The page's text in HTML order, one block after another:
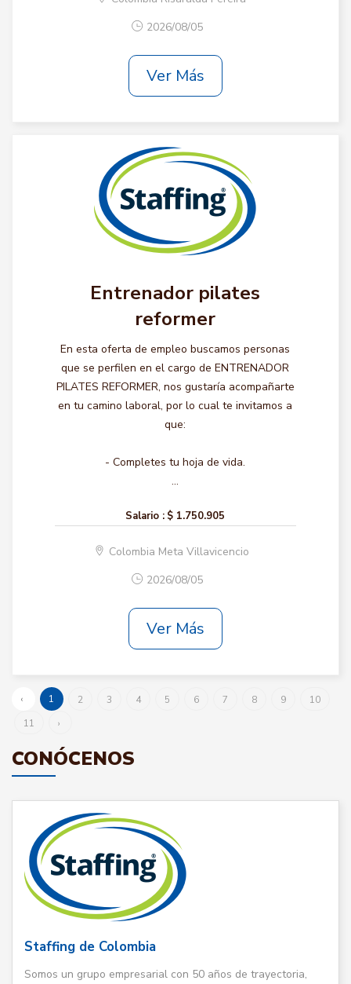
2026/08/05
Ver Más
Entrenador pilates
reformer
En esta oferta de empleo buscamos personas
que se perfilen en el cargo de ENTRENADOR
PILATES REFORMER, nos gustaría acompañarte
en tu camino laboral, por lo cual te invitamos a
que:
- Completes tu hoja de vida.
...
Salario : $ 1.750.905
Colombia Meta Villavicencio
2026/08/05
Ver Más
‹ 1 2 3 4 5 6 7 8 9
10
11
›
CONÓCENOS
Staffing de Colombia
Somos un grupo empresarial con 50 años de trayectoria,